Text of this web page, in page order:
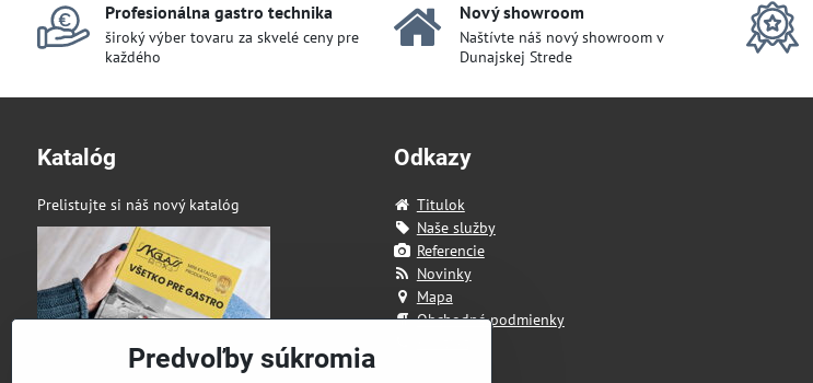
Profesionálna gastro technika
široký výber tovaru za skvelé ceny pre
každého
Nový showroom
Naštívte náš nový showroom v
Dunajskej Strede
Katalóg
Prelistujte si náš nový katalóg
Odkazy
Titulok
Naše služby
Referencie
Novinky
Mapa
Obchodné podmienky
Predvoľby súkromia